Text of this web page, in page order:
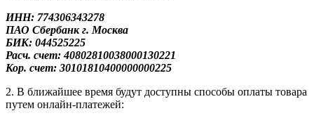
ИНН: 774306343278
ПАО Сбербанкг. Москва
БИК: 044525225
Расч. счет: 40802810038000130221
Кор. счет: 30101810400000000225
2. В ближайшее время будут доступны способы оплаты товара
путем онлайн-платежей: